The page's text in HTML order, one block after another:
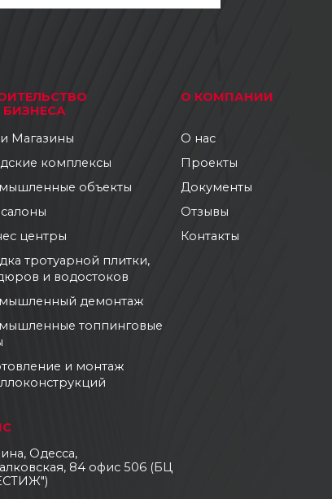
БИЗНЕСА
Магазины
комплексы
объекты
центры
тротуарной плитки,
и водостоков
демонтаж
топпинговые
и монтаж
О КОМПАНИИ
О нас
Проекты
Документы
Отзывы
Контакты
Одесса,
84 офис 506 (БЦ